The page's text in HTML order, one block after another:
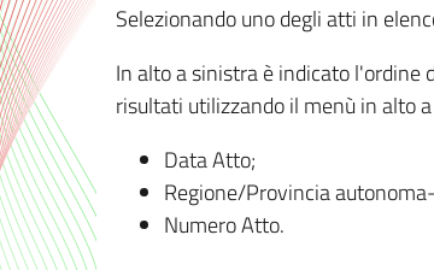
Selezionando uno degli atti in
In alto a sinistra è indicato l'ordine
risultati utilizzando il menù in alto
Data Atto;
Regione/Provincia
Numero Atto.